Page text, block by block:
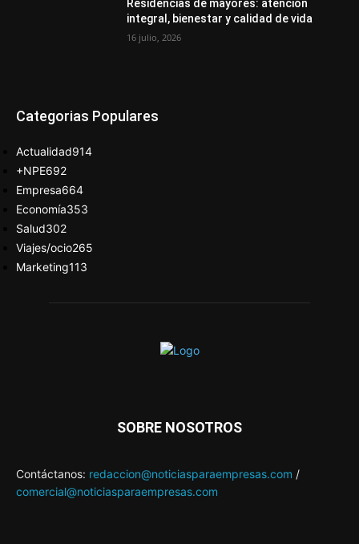
Residencias de mayores: atención
integral, bienestar y calidad de vida
16 julio, 2026
Categorias Populares
Actualidad914
+NPE692
Empresa664
Economía353
Salud302
Viajes/ocio265
Marketing113
SOBRE NOSOTROS
Contáctanos: redaccion@noticiasparaempresas.com /
comercial@noticiasparaempresas.com